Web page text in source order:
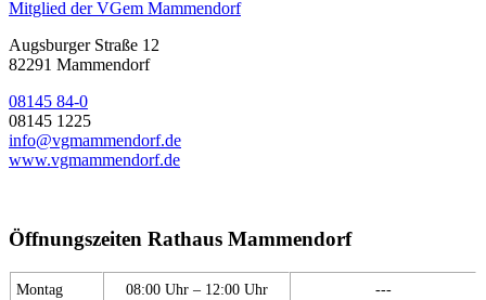
Mitglied der VGem Mammendorf
Augsburger Straße 12
82291 Mammendorf
08145 84-0
08145 1225
info@vgmammendorf.de
www.vgmammendorf.de
Öffnungszeiten Rathaus Mammendorf
Montag 08:00 Uhr – 12:00 Uhr ---